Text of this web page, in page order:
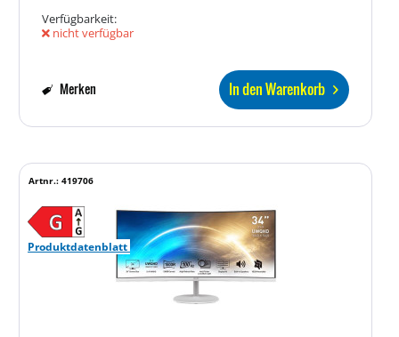
Verfügbarkeit:
nicht verfügbar
In den Warenkorb
Merken
Produktdatenblatt
Artnr.: 419706